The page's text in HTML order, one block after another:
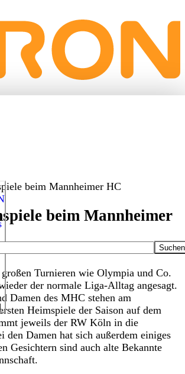
beim Mannheimer HC
beim Mannheimer
großen Turnieren wie Olympia und Co.
der normale Liga-Alltag angesagt.
Damen des MHC stehen am
Heimspiele der Saison auf dem
jeweils der RW Köln in die
den Damen hat sich außerdem einiges
Gesichtern sind auch alte Bekannte